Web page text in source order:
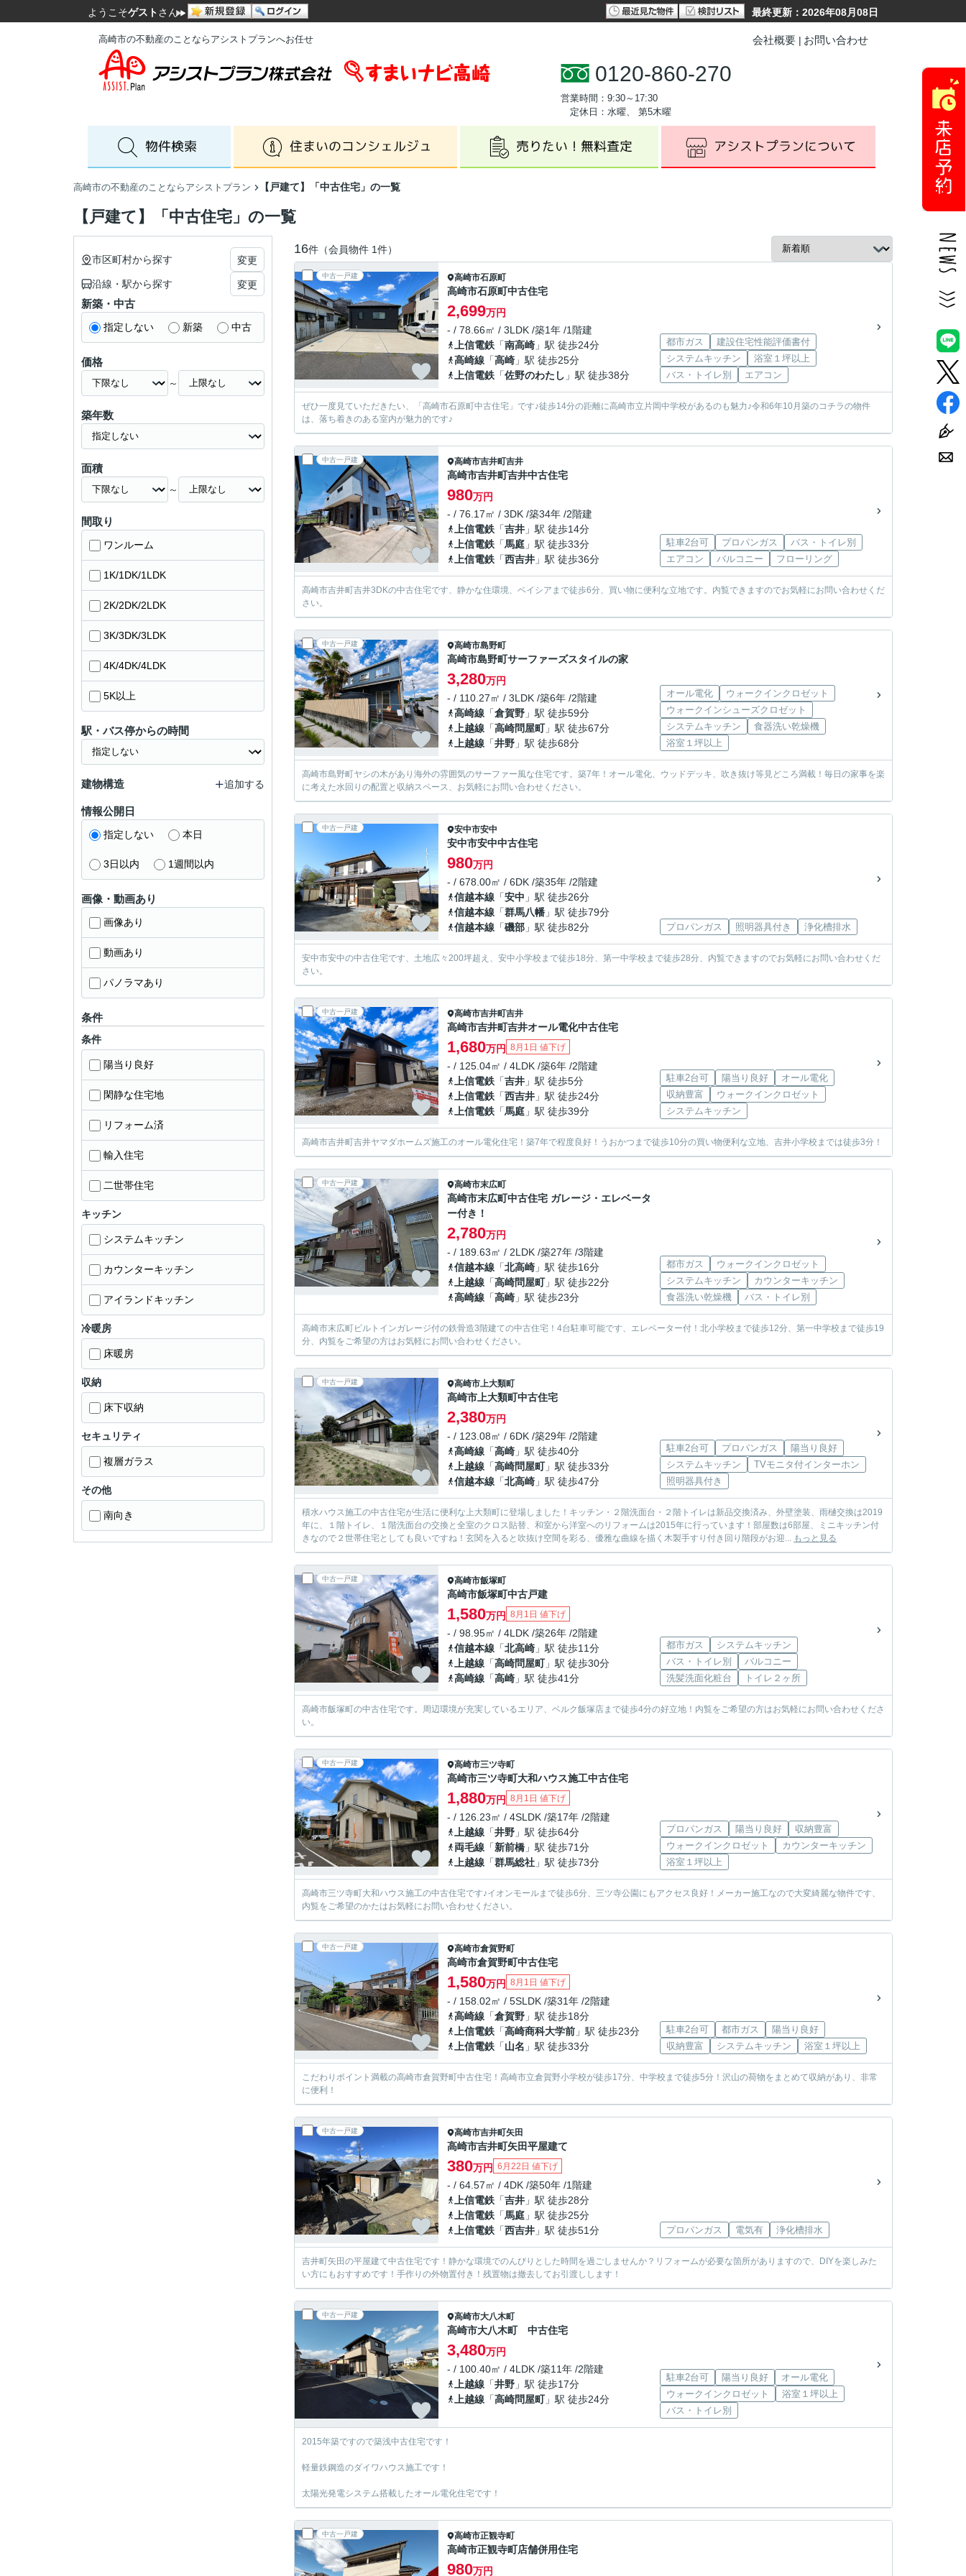
ようこそゲスト さん 最終更新：2026年08月08日
高崎市の不動産のことならアシストプランへお任せ 会社概要 お問い合わせ
0120-860-270
営業時間：9:30～17:30
定休日：水曜、 第5木曜
高崎市の不動産のことならアシストプラン 【戸建て】「中古住宅」の一覧
【戸建て】「中古住宅」の一覧
16件（会員物件 1件）
中古一戸建 高崎市石原町
高崎市石原町中古住宅
2,699万円
- / 78.66㎡ / 3LDK /築1年 /1階建
上信電鉄 「南高崎 」駅 徒歩24分
高崎線 「高崎 」駅 徒歩25分
上信電鉄 「佐野のわたし 」駅 徒歩38分
都市ガス
建設住宅性能評価書付
システムキッチン
浴室１坪以上
バス・トイレ別
エアコン
ぜひ一度見ていただきたい、「高崎市石原町中古住宅」です♪徒歩14分の距離に高崎市立片岡中学校があるのも魅力♪令和6年10月築のコチラの物件
は、落ち着きのある室内が魅力的です♪
中古一戸建 高崎市吉井町吉井
高崎市吉井町吉井中古住宅
980万円
- / 76.17㎡ / 3DK /築34年 /2階建
上信電鉄 「吉井 」駅 徒歩14分
上信電鉄 「馬庭 」駅 徒歩33分
上信電鉄 「西吉井 」駅 徒歩36分
駐車2台可 プロパンガス
バス・トイレ別
エアコン
バルコニー フローリング
高崎市吉井町吉井3DKの中古住宅です、静かな住環境、ベイシアまで徒歩6分、買い物に便利な立地です。内覧できますのでお気軽にお問い合わせくだ
さい。
中古一戸建 高崎市島野町
高崎市島野町サーファーズスタイルの家
3,280万円
- / 110.27㎡ / 3LDK /築6年 /2階建
高崎線 「倉賀野 」駅 徒歩59分
上越線 「高崎問屋町」駅 徒歩67分
上越線 「井野 」駅 徒歩68分
オール電化
ウォークインクロゼット
ウォークインシューズクロゼット
システムキッチン
食器洗い乾燥機
浴室１坪以上
高崎市島野町ヤシの木があり海外の雰囲気のサーファー風な住宅です。築7年！オール電化、ウッドデッキ、吹き抜け等見どころ満載！毎日の家事を楽
に考えた水回りの配置と収納スペース、お気軽にお問い合わせください。
中古一戸建 安中市安中
安中市安中中古住宅
980万円
- / 678.00㎡ / 6DK /築35年 /2階建
信越本線 「安中 」駅 徒歩26分
信越本線 「群馬八幡 」駅 徒歩79分
信越本線 「磯部 」駅 徒歩82分 プロパンガス 照明器具付き 浄化槽排水
安中市安中の中古住宅です、土地広々200坪超え、安中小学校まで徒歩18分、第一中学校まで徒歩28分、内覧できますのでお気軽にお問い合わせくだ
さい。
中古一戸建 高崎市吉井町吉井
高崎市吉井町吉井オール電化中古住宅
1,680万円 8月1日 値下げ
- / 125.04㎡ / 4LDK /築6年 /2階建
上信電鉄 「吉井 」駅 徒歩5分
上信電鉄 「西吉井 」駅 徒歩24分
上信電鉄 「馬庭 」駅 徒歩39分
駐車2台可 陽当り良好
オール電化
収納豊富
ウォークインクロゼット
システムキッチン
高崎市吉井町吉井ヤマダホームズ施工のオール電化住宅！築7年で程度良好！うおかつまで徒歩10分の買い物便利な立地、吉井小学校までは徒歩3分！
中古一戸建 高崎市末広町
高崎市末広町中古住宅 ガレージ・エレベータ
ー付き！
2,780万円
- / 189.63㎡ / 2LDK /築27年 /3階建
信越本線 「北高崎 」駅 徒歩16分
上越線 「高崎問屋町」駅 徒歩22分
高崎線 「高崎 」駅 徒歩23分
都市ガス
ウォークインクロゼット
システムキッチン
カウンターキッチン
食器洗い乾燥機
バス・トイレ別
高崎市末広町ビルトインガレージ付の鉄骨造3階建ての中古住宅！4台駐車可能です、エレベーター付！北小学校まで徒歩12分、第一中学校まで徒歩19
分、内覧をご希望の方はお気軽にお問い合わせください。
中古一戸建 高崎市上大類町
高崎市上大類町中古住宅
2,380万円
- / 123.08㎡ / 6DK /築29年 /2階建
高崎線 「高崎 」駅 徒歩40分
上越線 「高崎問屋町」駅 徒歩33分
信越本線 「北高崎 」駅 徒歩47分
駐車2台可 プロパンガス
陽当り良好
システムキッチン
TVモニタ付インターホン
照明器具付き
積水ハウス施工の中古住宅が生活に便利な上大類町に登場しました！キッチン・２階洗面台・２階トイレは新品交換済み、外壁塗装、雨樋交換は2019
年に、１階トイレ、１階洗面台の交換と全室のクロス貼替、和室から洋室へのリフォームは2015年に行っています！部屋数は6部屋、ミニキッチン付
きなので２世帯住宅としても良いですね！玄関を入ると吹抜け空間を彩る、優雅な曲線を描く木製手すり付き回り階段がお迎... もっと見る
中古一戸建 高崎市飯塚町
高崎市飯塚町中古戸建
1,580万円 8月1日 値下げ
- / 98.95㎡ / 4LDK /築26年 /2階建
信越本線 「北高崎 」駅 徒歩11分
上越線 「高崎問屋町」駅 徒歩30分
高崎線 「高崎 」駅 徒歩41分
都市ガス
システムキッチン
バス・トイレ別
バルコニー
洗髪洗面化粧台
トイレ２ヶ所
高崎市飯塚町の中古住宅です。周辺環境が充実しているエリア、ベルク飯塚店まで徒歩4分の好立地！内覧をご希望の方はお気軽にお問い合わせくださ
い。
中古一戸建 高崎市三ツ寺町
高崎市三ツ寺町大和ハウス施工中古住宅
1,880万円 8月1日 値下げ
- / 126.23㎡ / 4SLDK /築17年 /2階建
上越線 「井野 」駅 徒歩64分
両毛線 「新前橋 」駅 徒歩71分
上越線 「群馬総社 」駅 徒歩73分
プロパンガス 陽当り良好
収納豊富
ウォークインクロゼット
カウンターキッチン
浴室１坪以上
高崎市三ツ寺町大和ハウス施工の中古住宅です♪イオンモールまで徒歩6分、三ツ寺公園にもアクセス良好！メーカー施工なので大変綺麗な物件です、
内覧をご希望のかたはお気軽にお問い合わせください。
中古一戸建 高崎市倉賀野町
高崎市倉賀野町中古住宅
1,580万円 8月1日 値下げ
- / 158.02㎡ / 5SLDK /築31年 /2階建
高崎線 「倉賀野 」駅 徒歩18分
上信電鉄 「高崎商科大学前 」駅 徒歩23分
上信電鉄 「山名 」駅 徒歩33分
駐車2台可 都市ガス
陽当り良好
収納豊富
システムキッチン 浴室１坪以上
こだわりポイント満載の高崎市倉賀野町中古住宅！高崎市立倉賀野小学校が徒歩17分、中学校まで徒歩5分！沢山の荷物をまとめて収納があり、非常
に便利！
中古一戸建 高崎市吉井町矢田
高崎市吉井町矢田平屋建て
380万円 6月22日 値下げ
- / 64.57㎡ / 4DK /築50年 /1階建
上信電鉄 「吉井 」駅 徒歩28分
上信電鉄 「馬庭 」駅 徒歩25分
上信電鉄 「西吉井 」駅 徒歩51分 プロパンガス 電気有 浄化槽排水
吉井町矢田の平屋建て中古住宅です！静かな環境でのんびりとした時間を過ごしませんか？リフォームが必要な箇所がありますので、DIYを楽しみた
い方にもおすすめです！手作りの外物置付き！残置物は撤去してお引渡しします！
中古一戸建 高崎市大八木町
高崎市大八木町 中古住宅
3,480万円
- / 100.40㎡ / 4LDK /築11年 /2階建
上越線 「井野 」駅 徒歩17分
上越線 「高崎問屋町」駅 徒歩24分
駐車2台可 陽当り良好
オール電化
ウォークインクロゼット
浴室１坪以上
バス・トイレ別
2015年築ですので築浅中古住宅です！
軽量鉄鋼造のダイワハウス施工です！
太陽光発電システム搭載したオール電化住宅です！
中古一戸建 高崎市正観寺町
高崎市正観寺町店舗併用住宅
980万円
市区町村から探す 変更
沿線・駅から探す 変更
新築・中古
指定しない 新築 中古
価格
～
築年数
面積
～
間取り
ワンルーム
1K/1DK/1LDK
2K/2DK/2LDK
3K/3DK/3LDK
4K/4DK/4LDK
5K以上
駅・バス停からの時間
建物構造 追加する
情報公開日
指定しない 本日
3日以内 1週間以内
画像・動画あり
画像あり
動画あり
パノラマあり
条件
条件
陽当り良好
閑静な住宅地
リフォーム済
輸入住宅
二世帯住宅
キッチン
システムキッチン
カウンターキッチン
アイランドキッチン
冷暖房
床暖房
収納
床下収納
セキュリティ
複層ガラス
その他
南向き